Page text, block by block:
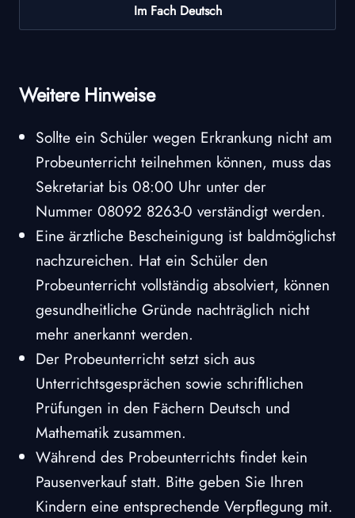
Im Fach Deutsch
Weitere Hinweise
Sollte ein Schüler wegen Erkrankung nicht am
Probeunterricht teilnehmen können, muss das
Sekretariat bis 08:00 Uhr unter der
Nummer 08092 8263-0 verständigt werden.
Eine ärztliche Bescheinigung ist baldmöglichst
nachzureichen. Hat ein Schüler den
Probeunterricht vollständig absolviert, können
gesundheitliche Gründe nachträglich nicht
mehr anerkannt werden.
Der Probeunterricht setzt sich aus
Unterrichtsgesprächen sowie schriftlichen
Prüfungen in den Fächern Deutsch und
Mathematik zusammen.
Während des Probeunterrichts findet kein
Pausenverkauf statt. Bitte geben Sie Ihren
Kindern eine entsprechende Verpflegung mit.